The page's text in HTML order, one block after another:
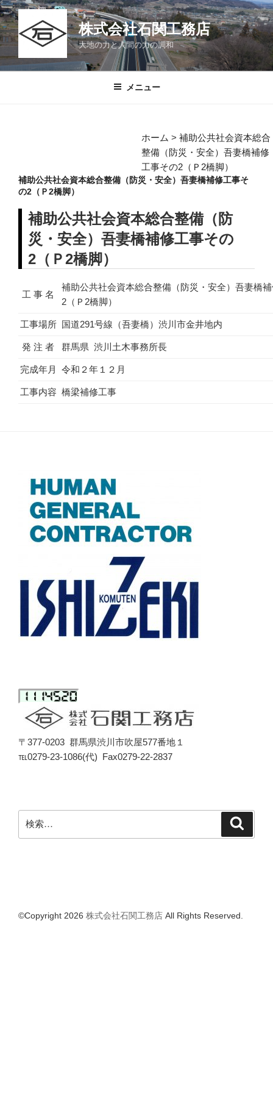
コ
ン
テ
ツ
株式会社石関工務店
大地の力と人間の力の調和
メニュー
ホーム > 補助公共社会資本総合
整備（防災・安全）吾妻橋補修
工事その2（Ｐ2橋脚）
補助公共社会資本総合整備（防災・安全）吾妻橋補修工事そ
の2（Ｐ2橋脚）
補助公共社会資本総合整備（防
災・安全）吾妻橋補修工事その
2（Ｐ2橋脚）
工 事 名
補助公共社会資本総合整備（防災・安全）吾妻橋
2（Ｐ2橋脚）
工事場所 国道291号線（吾妻橋）渋川市金井地内
発 注 者 群馬県 渋川土木事務所長
完成年月 令和２年１２月
工事内容 橋梁補修工事
〒377-0203 群馬県渋川市吹屋577番地１
℡0279-23-1086(代) Fax0279-22-2837
索:
©Copyright 2026 株式会社石関工務店 All Rights Reserved.